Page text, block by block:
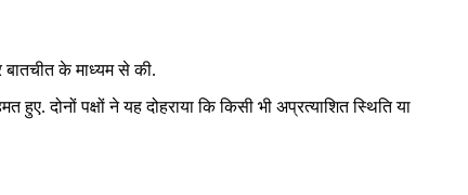
बातचीत के माध्यम से की.
दोनों पक्षों ने यह दोहराया कि किसी भी अप्रत्याशित स्थिति या